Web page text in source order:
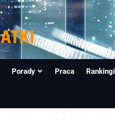
Porady Praca Rankingi